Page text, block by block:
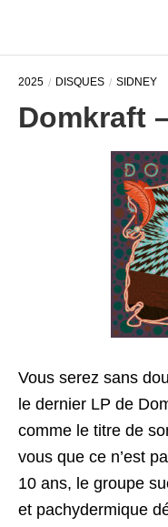
2025 DISQUES SIDNEY
Domkraft
Vous serez sans
le dernier LP de
comme le titre de
vous que ce n’est
10 ans, le groupe
et pachydermique